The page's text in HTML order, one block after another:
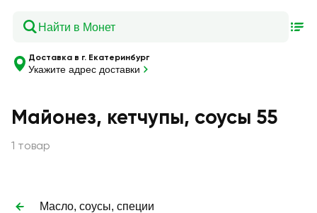
Доставка в г. Екатеринбург
Укажите адрес доставки
Майонез, кетчупы, соусы 55
1 товар
Масло, соусы, специи